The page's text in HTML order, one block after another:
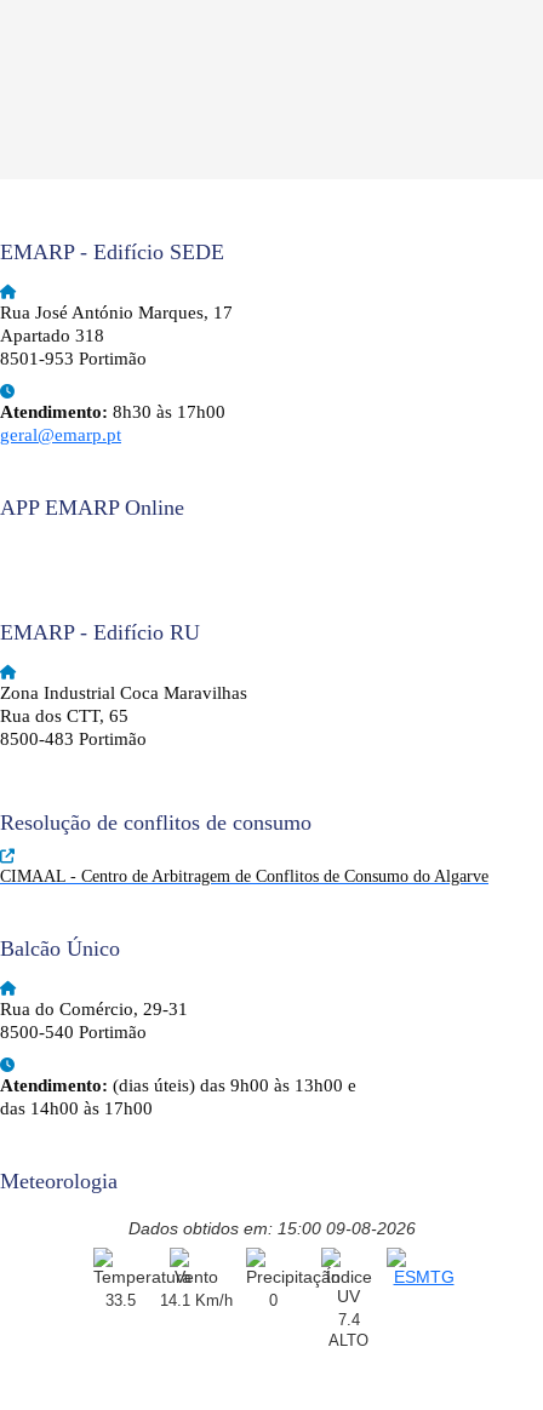
EMARP - Edifício SEDE
Rua José António Marques, 17
Apartado 318
8501-953 Portimão
Atendimento: 8h30 às 17h00
geral@emarp.pt
APP EMARP Online
EMARP - Edifício RU
Zona Industrial Coca Maravilhas
Rua dos CTT, 65
8500-483 Portimão
Resolução de conflitos de consumo
CIMAAL - Centro de Arbitragem de Conflitos de Consumo do Algarve
Balcão Único
Rua do Comércio, 29-31
8500-540 Portimão
Atendimento: (dias úteis) das 9h00 às 13h00 e
das 14h00 às 17h00
Meteorologia
Dados obtidos em: 15:00 09-08-2026
33.5 14.1 Km/h
0
7.4
ALTO